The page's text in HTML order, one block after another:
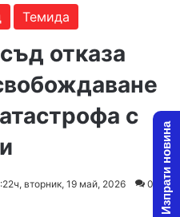
Темида
отказа
с
вторник, 19 май, 2026 0 Изпрати новина